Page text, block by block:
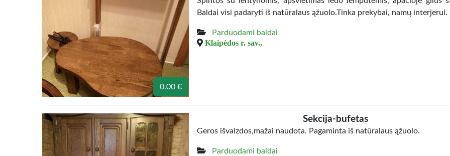
0.00 €
Baldai visi padaryti iš natūralaus ąžuolo.Tinka prekybai, namų interjerui.
Parduodami baldai
Klaipėdos r. sav.,
Sekcija-bufetas
Geros išvaizdos,mažai naudota. Pagaminta iš natūralaus ąžuolo.
Parduodami baldai